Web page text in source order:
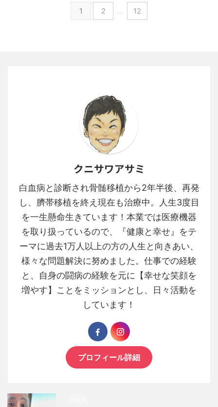
1 2 … 12
クニサワアサミ
白血病と診断され骨髄移植から2年半後、再発
し、臍帯移植を終え現在も治療中。人生3度目
を一生懸命生きています！本業では医療機器
を取り扱っているので、『健康と幸せ』をテ
ーマに過去1万人以上の方の人生と向きあい、
様々な問題解決に努めました。仕事での経験
と、自身の闘病の経験を元に【幸せな笑顔を
増やす】ことをミッションとし、日々活動を
しています！
プロフィール詳細